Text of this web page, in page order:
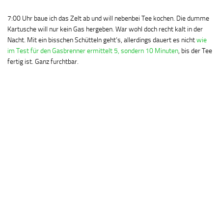
7:00 Uhr baue ich das Zelt ab und will nebenbei Tee kochen. Die dumme
Kartusche will nur kein Gas hergeben. War wohl doch recht kalt in der
Nacht. Mit ein bisschen Schütteln geht’s, allerdings dauert es nichtwie
im Test für den Gasbrenner ermittelt 5, sondern 10 Minuten, bis der Tee
fertig ist. Ganz furchtbar.